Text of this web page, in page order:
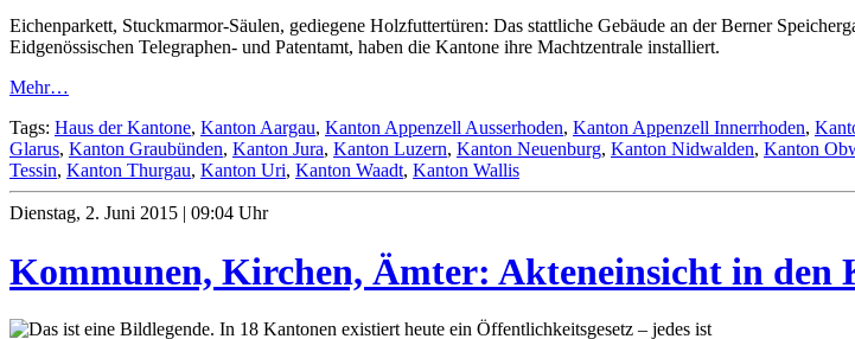
Eichenparkett, Stuckmarmor-Säulen, gediegene Holzfuttertüren: Das stattliche Gebäude an der Berner
Eidgenössischen Telegraphen- und Patentamt, haben die Kantone ihre Machtzentrale installiert.
Mehr…
Tags: Haus der Kantone, Kanton Aargau, Kanton Appenzell Ausserhoden, Kanton Appenzell Innerrhoden,
Glarus, Kanton Graubünden, Kanton Jura, Kanton Luzern, Kanton Neuenburg, Kanton Nidwalden, Kanton
Tessin, Kanton Thurgau, Kanton Uri, Kanton Waadt, Kanton Wallis
Dienstag, 2. Juni 2015 | 09:04 Uhr
Kommunen, Kirchen, Ämter: Akteneinsicht in den
In 18 Kantonen existiert heute ein Öffentlichkeitsgesetz – jedes ist